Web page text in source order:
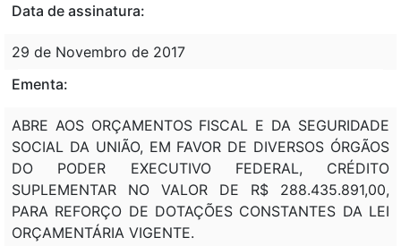
Data de assinatura:
29 de Novembro de 2017
Ementa:
ABRE AOS ORÇAMENTOS FISCAL E DA SEGURIDADE
SOCIAL DA UNIÃO, EM FAVOR DE DIVERSOS ÓRGÃOS
DO PODER EXECUTIVO FEDERAL, CRÉDITO
SUPLEMENTAR NO VALOR DE R$ 288.435.891,00,
PARA REFORÇO DE DOTAÇÕES CONSTANTES DA LEI
ORÇAMENTÁRIA VIGENTE.